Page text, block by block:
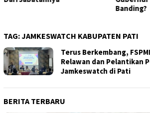
TAG:JAMKESWATCH KABUPATEN PATI
Terus Berkembang,
Relawan dan Pelantikan
Jamkeswatch di Pati
BERITA TERBARU